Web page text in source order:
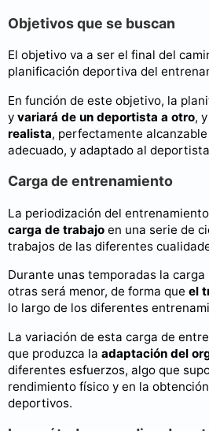
Objetivos que se buscan
El objetivo va a ser el final del
planificación deportiva del
En función de este objetivo, la
y variará de un deportista a otro,
realista, perfectamente
adecuado, y adaptado al
Carga de entrenamiento
La periodización del
carga de trabajo en una serie de
trabajos de las diferentes
Durante unas temporadas la
otras será menor, de forma que el
lo largo de los diferentes
La variación de esta carga de
que produzca la adaptación del
diferentes esfuerzos, algo que
rendimiento físico y en la
deportivos.